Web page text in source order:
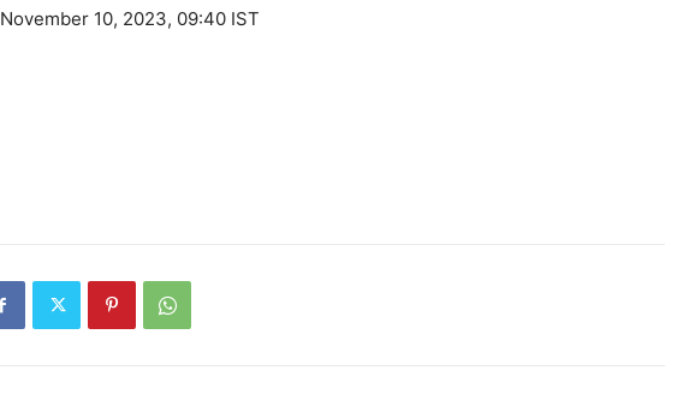
November 10, 2023, 09:40 IST